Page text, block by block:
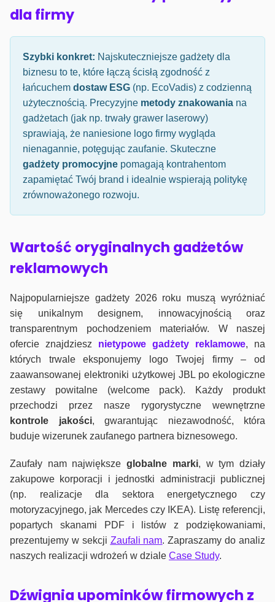
dla firmy
Szybki konkret: Najskuteczniejsze gadżety dla
biznesu to te, które łączą ścisłą zgodność z
łańcuchem dostaw ESG (np. EcoVadis) z codzienną
użytecznością. Precyzyjne metody znakowania na
gadżetach (jak np. trwały grawer laserowy)
sprawiają, że naniesione logo firmy wygląda
nienagannie, potęgując zaufanie. Skuteczne
gadżety promocyjne pomagają kontrahentom
zapamiętać Twój brand i idealnie wspierają politykę
zrównoważonego rozwoju.
Wartość oryginalnych gadżetów
reklamowych
Najpopularniejsze gadżety 2026 roku muszą wyróżniać
się unikalnym designem, innowacyjnością oraz
transparentnym pochodzeniem materiałów. W naszej
ofercie znajdziesz nietypowe gadżety reklamowe, na
których trwale eksponujemy logo Twojej firmy – od
zaawansowanej elektroniki użytkowej JBL po ekologiczne
zestawy powitalne (welcome pack). Każdy produkt
przechodzi przez nasze rygorystyczne wewnętrzne
kontrole jakości, gwarantując niezawodność, która
buduje wizerunek zaufanego partnera biznesowego.
Zaufały nam największeglobalne marki, w tym działy
zakupowe korporacji i jednostki administracji publicznej
(np. realizacje dla sektora energetycznego czy
motoryzacyjnego, jak Mercedes czy IKEA). Listę referencji,
popartych skanami PDF i listów z podziękowaniami,
prezentujemy w sekcji Zaufali nam. Zapraszamy do analiz
naszych realizacji wdrożeń w dziale Case Study.
Dźwignia upominków firmowych z